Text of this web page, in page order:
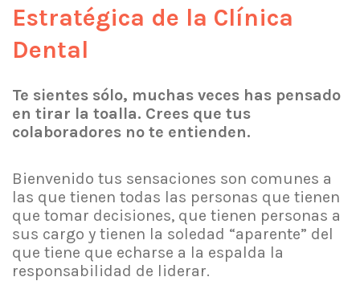
Estratégica de la Clínica
Dental
Te sientes sólo, muchas veces has pensado
en tirar la toalla. Crees que tus
colaboradores no te entienden.
Bienvenido tus sensaciones son comunes a
las que tienen todas las personas que tienen
que tomar decisiones, que tienen personas a
sus cargo y tienen la soledad “aparente” del
que tiene que echarse a la espalda la
responsabilidad de liderar.